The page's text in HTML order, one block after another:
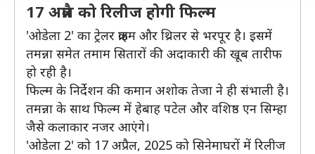
17 अप्रैल को रिलीज होगी फिल्म
'ओडेला 2' का ट्रेलर क्राइम और थ्रिलर से भरपूर है। इसमें
तमन्ना समेत तमाम सितारों की अदाकारी की खूब तारीफ
हो रही है।
फिल्म के निर्देशन की कमान अशोक तेजा ने ही संभाली है।
तमन्ना के साथ फिल्म में हेबाह पटेल और वशिष्ठ एन सिम्हा
जैसे कलाकार नजर आएंगे।
'ओडेला 2' को 17 अप्रैल, 2025 को सिनेमाघरों में रिलीज